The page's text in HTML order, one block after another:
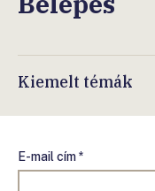
Kiemelt témák
E-mail cím *